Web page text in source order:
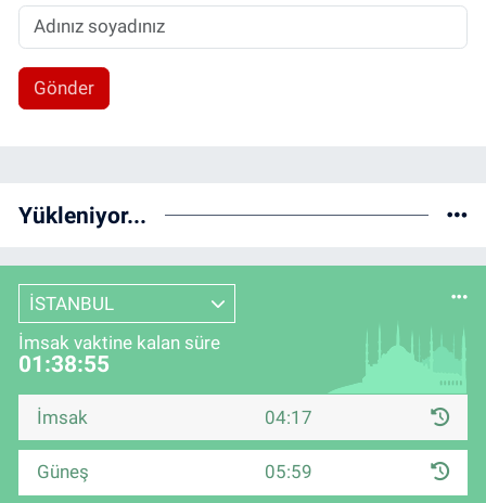
Gönder
Yükleniyor...
İSTANBUL
İmsak vaktine kalan süre
01:38:54
İmsak 04:17
Güneş 05:59